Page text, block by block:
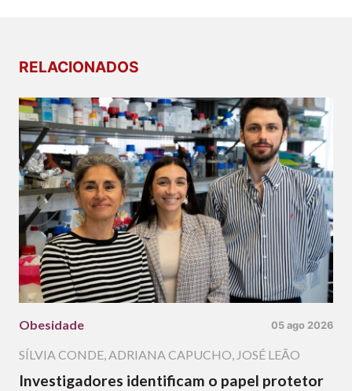
RELACIONADOS
Obesidade 05 ago 2026
SÍLVIA CONDE,ADRIANA CAPUCHO, JOSÉ LEÃO
Investigadores identificam o papel protetor